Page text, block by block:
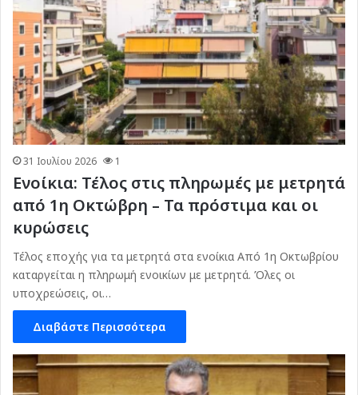
31 Ιουλίου 2026 1
Ενοίκια: Τέλος στις πληρωμές με μετρητά
από 1η Οκτώβρη – Τα πρόστιμα και οι
κυρώσεις
Τέλος εποχής για τα μετρητά στα ενοίκια Από 1η Οκτωβρίου
καταργείται η πληρωμή ενοικίων με μετρητά. Όλες οι
υποχρεώσεις, οι…
Διαβάστε Περισσότερα